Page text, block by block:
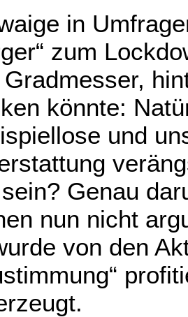
in
zum
könnte:
und
Genau
nun nicht
von den